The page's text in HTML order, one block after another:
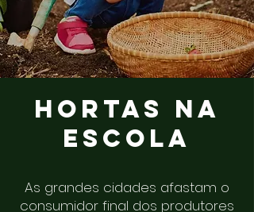
Hortas na
escola
As grandes cidades afastam o
consumidor final dos produtores